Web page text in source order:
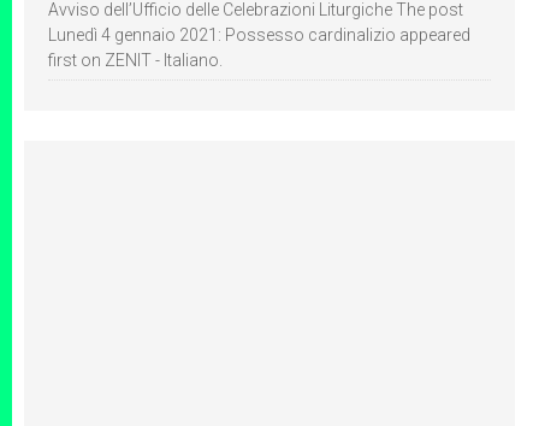
Avviso dell’Ufficio delle Celebrazioni Liturgiche The post
Lunedì 4 gennaio 2021: Possesso cardinalizio appeared
first on ZENIT - Italiano.